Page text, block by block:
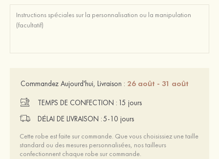
Commandez Aujourd'hui, Livraison : 26 août - 31 août
TEMPS DE CONFECTION : 15 jours
DÉLAI DE LIVRAISON :5-10 jours
Cette robe est faite sur commande. Que vous choisissiez une taille
standard ou des mesures personnalisées, nos tailleurs
confectionnent chaque robe sur commande.